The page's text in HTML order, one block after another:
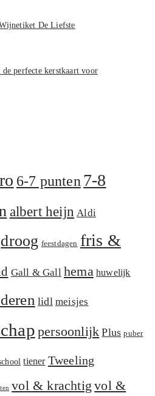
De Liefste
6-7 punten7-8
albert heijn Aldi
droog feestdagen fris &
Gall & Gall hema huwelijk
lidl meisjes
persoonlijk Plus puber
tiener Tweeling
vol & krachtig vol &